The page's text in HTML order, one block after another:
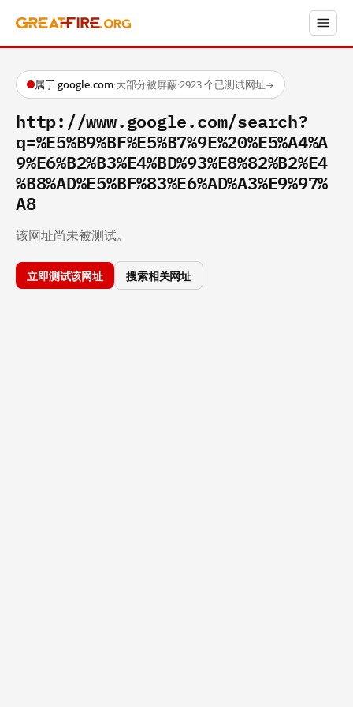
属于 google.com·大部分被屏蔽·2923 个已测试网址→
http://www.google.com/search?
q=%E5%B9%BF%E5%B7%9E%20%E5%A4%A
9%E6%B2%B3%E4%BD%93%E8%82%B2%E4
%B8%AD%E5%BF%83%E6%AD%A3%E9%97%
A8
该网址尚未被测试。
立即测试该网址 搜索相关网址